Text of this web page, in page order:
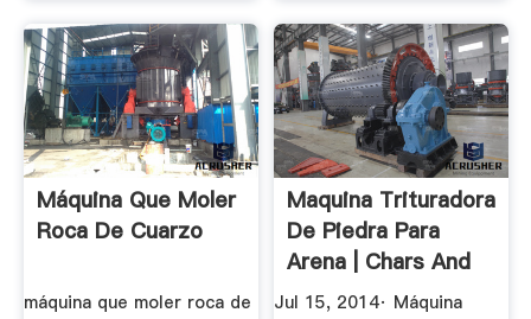
Máquina Que Moler
Roca De Cuarzo
máquina que moler roca de
Maquina Trituradora
De Piedra Para
Arena | Chars And
Words ...
Jul 15, 2014· Máquina